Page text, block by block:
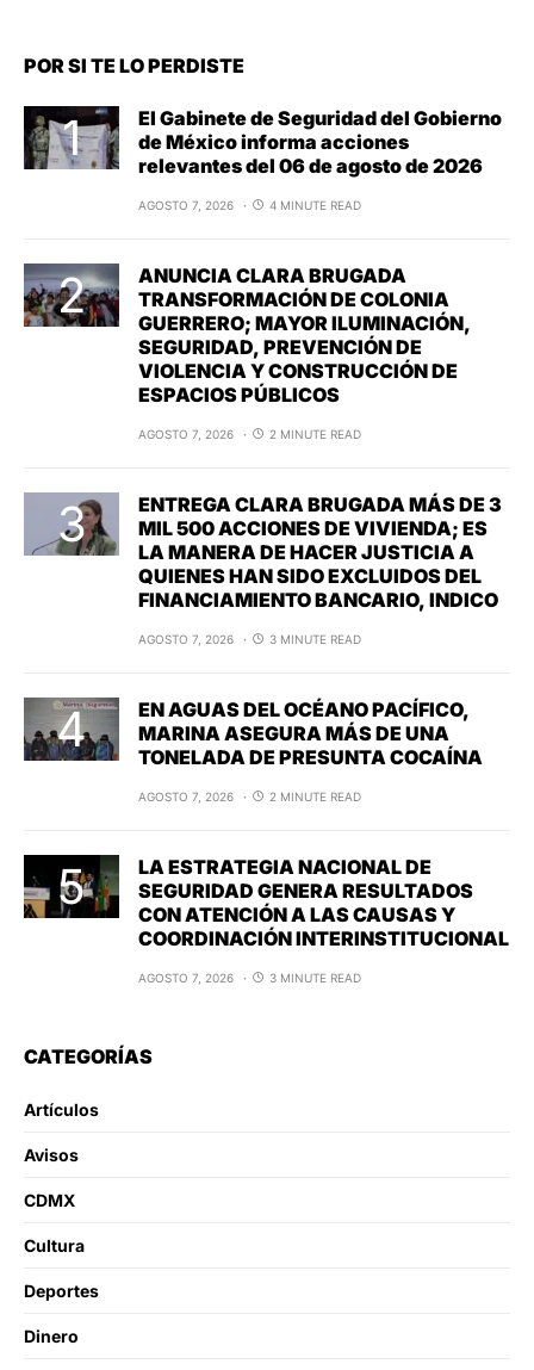
POR SI TE LO PERDISTE
El Gabinete de Seguridad del Gobierno
de México informa acciones
relevantes del 06 de agosto de 2026
AGOSTO 7, 2026 4 MINUTE READ
ANUNCIA CLARA BRUGADA
TRANSFORMACIÓN DE COLONIA
GUERRERO; MAYOR ILUMINACIÓN,
SEGURIDAD, PREVENCIÓN DE
VIOLENCIA Y CONSTRUCCIÓN DE
ESPACIOS PÚBLICOS
AGOSTO 7, 2026 2 MINUTE READ
ENTREGA CLARA BRUGADA MÁS DE 3
MIL 500 ACCIONES DE VIVIENDA; ES
LA MANERA DE HACER JUSTICIA A
QUIENES HAN SIDO EXCLUIDOS DEL
FINANCIAMIENTO BANCARIO, INDICO
AGOSTO 7, 2026 3 MINUTE READ
EN AGUAS DEL OCÉANO PACÍFICO,
MARINA ASEGURA MÁS DE UNA
TONELADA DE PRESUNTA COCAÍNA
AGOSTO 7, 2026 2 MINUTE READ
LA ESTRATEGIA NACIONAL DE
SEGURIDAD GENERA RESULTADOS
CON ATENCIÓN A LAS CAUSAS Y
COORDINACIÓN INTERINSTITUCIONAL
AGOSTO 7, 2026 3 MINUTE READ
CATEGORÍAS
Artículos
Avisos
CDMX
Cultura
Deportes
Dinero